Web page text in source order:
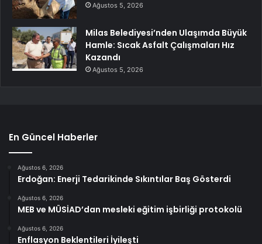
Ağustos 5, 2026
Milas Belediyesi’nden Ulaşımda Büyük
Hamle: Sıcak Asfalt Çalışmaları Hız
Kazandı
Ağustos 5, 2026
En Güncel Haberler
Ağustos 6, 2026
Erdoğan: Enerji Tedarikinde Sıkıntılar Baş Gösterdi
Ağustos 6, 2026
MEB ve MÜSİAD’dan mesleki eğitim işbirliği protokolü
Ağustos 6, 2026
Enflasyon Beklentileri İyileşti